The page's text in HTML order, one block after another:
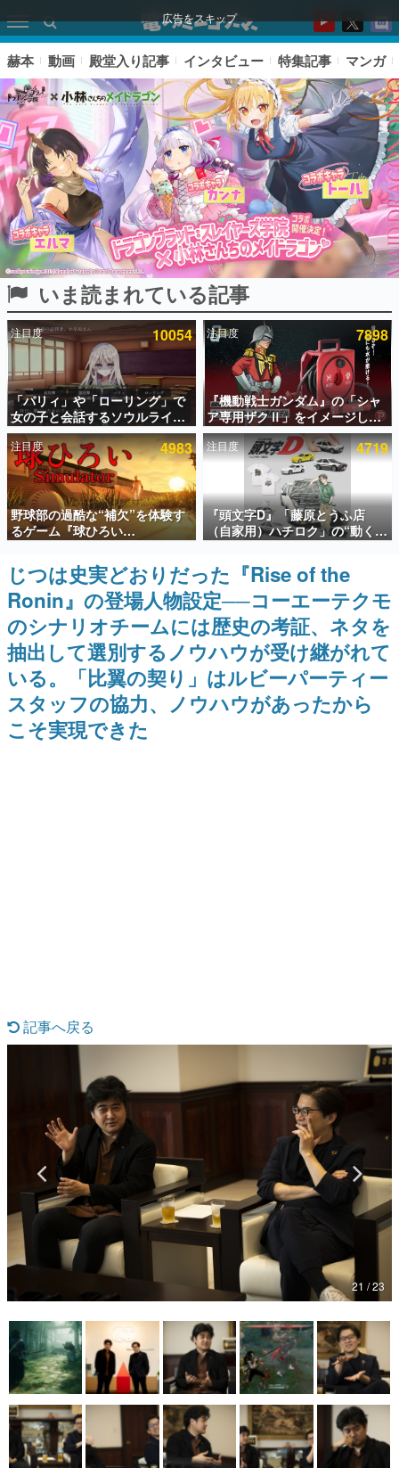
広告をスキップ
ピックアップ
電ファミのいま読まれている記事ランキング
アプリセール情報
インタビュー
連載・特集一覧
殿堂入り記事
SNS拡散数が数千以上！ ページビュー数万以上！ などな
ど。多くの人々に読まれた、電ファミ渾身の“殿堂入り”記
事をまとめました。
ゲームの企画書
名作ゲームクリエイターの方々に製作時のエピソードをお
聞きし、ヒットする企画（ゲーム）とは何か？を探ってい
きます。
赫本
この物語を解いてはいけない。『赫本』は、〈試験問題〉
の形をした短編ホラー小説集です。
新世代に訊く
これからのデジタルゲーム市場を担う若きクリエイター達
の姿を追い、彼らのルーツと情熱を探っていきます。
です。
ゲームが変えた日本語
「経験値」「裏技」「ラスボス」… ゲームにまつわる言葉
の起源や用法の変遷を、コンピューター文化史研究家・タ
イニーP氏が徹底調査。
カテゴリ
特集記事
女性向け
アプリレビュー
その他
電ファミニコゲーマーとは？
運営：株式会社マレ
赫本 動画 殿堂入り記事 インタビュー 特集記事 マンガ
いま読まれている記事
注目度 10054
「パリィ」や「ローリング」で
女の子と会話するソウルライク
恋愛ゲーム『小早川さんはソウ
ルライク』無料公開。返事に失
敗すると「YOU DIED」
注目度 7898
『機動戦士ガンダム』の「シャ
ア専用ザクⅡ」をイメージした
散水ホースリールが予約開始。
本体にはシャアのパーソナルマ
ークやジオン公国軍のエンブレ
ム、型式番号などを配置
注目度 4983
野球部の過酷な“補欠”を体験す
るゲーム『球ひろい
Simulator』が「1件」のウィッ
シュリストをもとにチェコ語に
対応しSNSで話題に。『キング
ダム・カム』開発元やチェコの
プロ野球選手から称賛の声
注目度 4719
『頭文字D』「藤原とうふ店
（自家用）ハチロク」の“動くテ
ィッシュケース”が買えるポップ
アップショップが開催へ。マン
ガの舞台である群馬の「イオン
モール高崎」にて、8月11日か
ら8月20日までの期間限定で開
催予定
じつは史実どおりだった『Rise of the
Ronin』の登場人物設定──コーエーテクモ
のシナリオチームには歴史の考証、ネタを
抽出して選別するノウハウが受け継がれて
いる。「比翼の契り」はルビーパーティー
スタッフの協力、ノウハウがあったから
こそ実現できた
記事へ戻る
21 / 23